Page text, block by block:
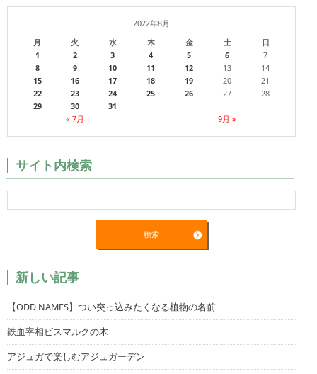
2022年8月
月
火 水 木 金 土 日
« 7月 9月 »
1 2 3 4 5 6
7
8
9 10 11 12 13
14
15
16 17 18 19 20
21
22
23 24 25 26 27
28
29
30 31
サイト内検索
新しい記事
【ODD NAMES】つい突っ込みたくなる植物の名前
鉄血宰相ビスマルクの木
アジュガで楽しむアジュガーデン